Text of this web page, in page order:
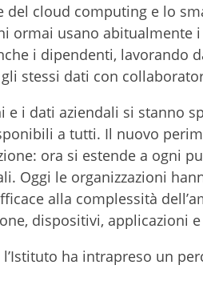
del cloud computing e lo
ormai usano abitualmente
i dipendenti, lavorando
stessi dati con
e i dati aziendali si stanno
a tutti. Il nuovo
ora si estende a ogni
Oggi le organizzazioni
alla complessità
dispositivi, applicazioni
l’Istituto ha intrapreso un